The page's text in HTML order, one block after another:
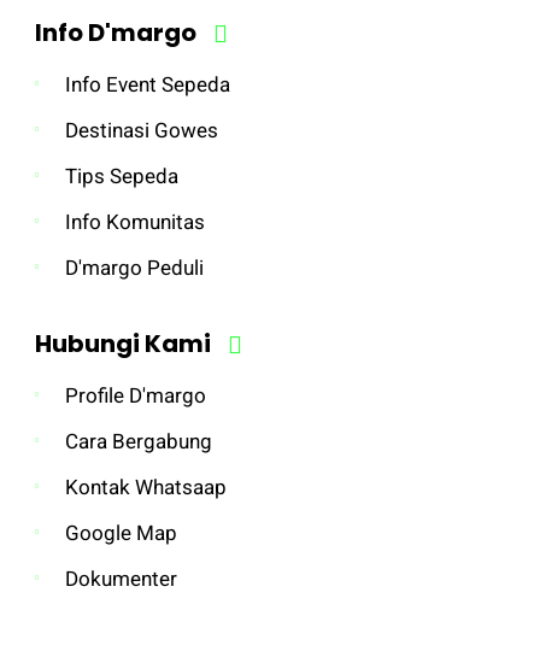
Info D'margo
Info Event Sepeda
Destinasi Gowes
Tips Sepeda
Info Komunitas
D'margo Peduli
Hubungi Kami
Profile D'margo
Cara Bergabung
Kontak Whatsaap
Google Map
Dokumenter